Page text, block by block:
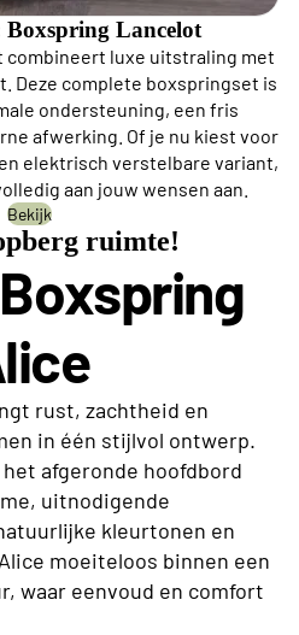
Lancelot
combineert luxe uitstraling met
Deze complete boxspringset is
ondersteuning, een fris
afwerking. Of je nu kiest voor
elektrisch verstelbare variant,
aan jouw wensen aan.
Bekijk
ruimte!
rust, zachtheid en
in één stijlvol ontwerp.
afgeronde hoofdbord
uitnodigende
kleurtonen en
moeiteloos binnen een
waar eenvoud en comfort